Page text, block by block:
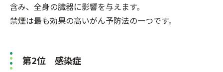
含み、全身の臓器に影響を与えます。
禁煙は最も効果の高いがん予防法の一つです。
第2位 感染症